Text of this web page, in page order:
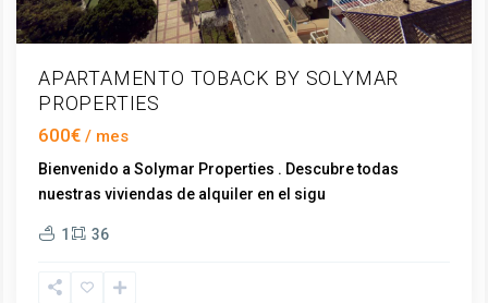
APARTAMENTO TOBACK BY SOLYMAR
PROPERTIES
600€
Bienvenido a Solymar Properties . Descubre todas
nuestras viviendas de alquiler en el sigu
1 36
Trayamar